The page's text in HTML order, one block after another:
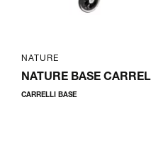
NATURE
NATURE BASE
CARRELLI BASE